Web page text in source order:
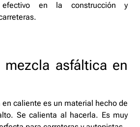
efectivo en la construcción y
mezcla asfáltica en
caliente es un material hecho de
Se calienta al hacerla. Es muy